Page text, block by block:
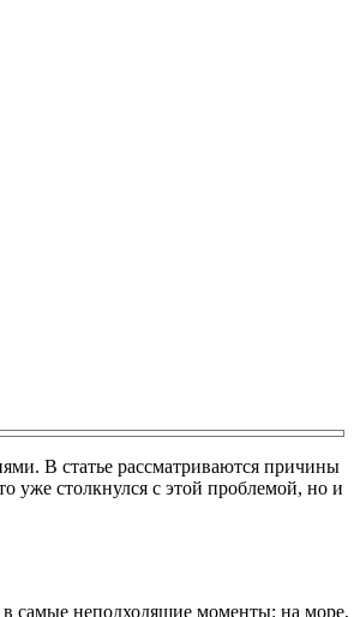
В статье рассматриваются причины
уже столкнулся с этой проблемой, но и
самые неподходящие моменты: на море,